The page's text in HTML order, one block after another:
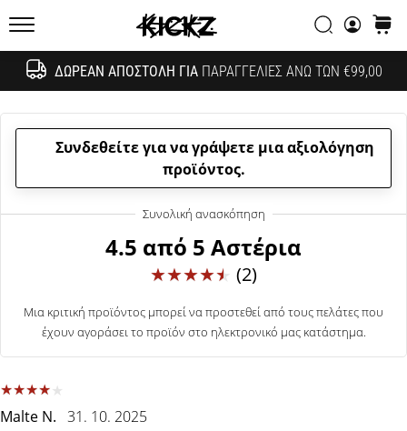
ΔΩΡΕΆΝ ΑΠΟΣΤΟΛΉ ΓΙΑΠΑΡΑΓΓΕΛΊΕΣ ΆΝΩ ΤΩΝ €99,00
KICKZ.gr
Αφήστε
τα
να
σας
αποφέρουν
έσοδα.
24. 6. 2022
6 λεπτά ανάγνωσης
πρεσβευτής
της
μάρκας
στο
μπάσκετ
Συνδεθείτε για να γράψετε μια αξιολόγηση
προϊόντος.
4.5 από 5 Αστέρια
(2)
Μια κριτική προϊόντος μπορεί να προστεθεί από τους πελάτες που
έχουν αγοράσει το προϊόν στο ηλεκτρονικό μας κατάστημα.
Malte N. 31. 10. 2025